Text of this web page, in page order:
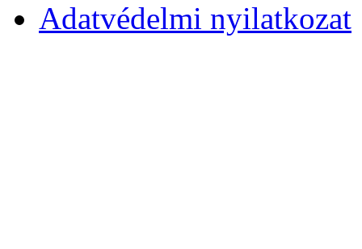
Adatvédelmi nyilatkozat